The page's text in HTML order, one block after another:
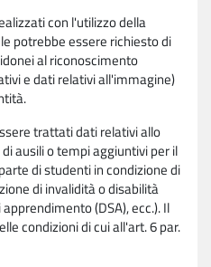
con l'utilizzo della
potrebbe essere richiesto di
al riconoscimento
e dati relativi all'immagine)
trattati dati relativi allo
ausili o tempi aggiuntivi per il
di studenti in condizione di
di invalidità o disabilità
(DSA), ecc.). Il
condizioni di cui all'art. 6 par.